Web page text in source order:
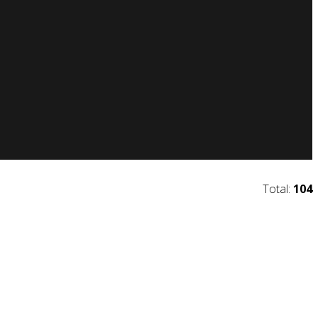
Total: 104